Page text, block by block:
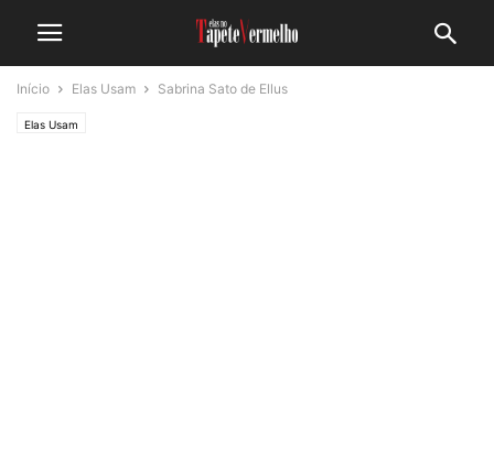
Início Elas Usam Sabrina Sato de Ellus
Elas Usam